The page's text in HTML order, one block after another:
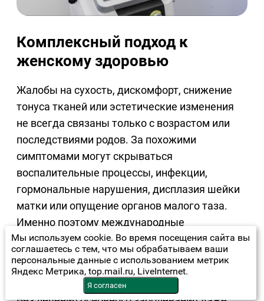
Комплексный подход к
женскому здоровью
Жалобы на сухость, дискомфорт, снижение
тонуса тканей или эстетические изменения
не всегда связаны только с возрастом или
последствиями родов. За похожими
симптомами могут скрываться
воспалительные процессы, инфекции,
гормональные нарушения, дисплазия шейки
матки или опущение органов малого таза.
Именно поэтому международные
клинические рекомендации подчеркивают
важность предварительной диагностики до
начала любых процедур.
Мы используем cookie. Во время посещения сайта вы
соглашаетесь с тем, что мы обрабатываем ваши
персональные данные с использованием метрик
Яндекс Метрика, top.mail.ru, LiveInternet.
Я согласен